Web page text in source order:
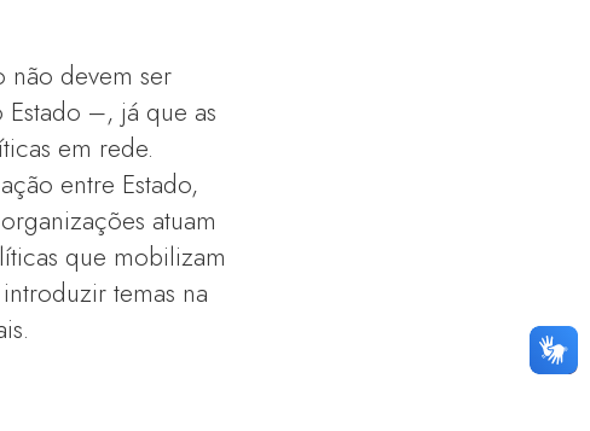
não devem ser
–, já que as
em rede.
entre Estado,
atuam
que mobilizam
temas na